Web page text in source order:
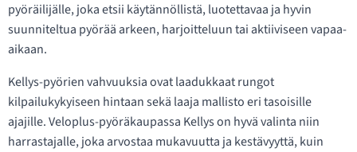
pyöräilijälle, joka etsii käytännöllistä, luotettavaa ja hyvin
suunniteltua pyörää arkeen, harjoitteluun tai aktiiviseen vapaa-
aikaan.
Kellys-pyörien vahvuuksia ovat laadukkaat rungot
kilpailukykyiseen hintaan sekä laaja mallisto eri tasoisille
ajajille. Veloplus-pyöräkaupassa Kellys on hyvä valinta niin
harrastajalle, joka arvostaa mukavuutta ja kestävyyttä, kuin